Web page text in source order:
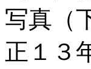
写真（
正１３